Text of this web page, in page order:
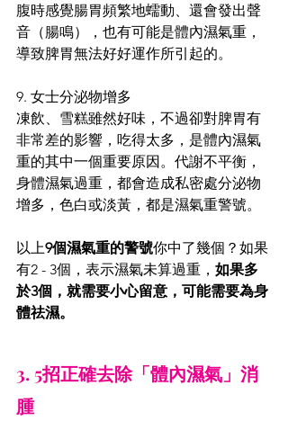
腹時感覺腸胃頻繁地蠕動、還會發出聲
音（腸鳴），也有可能是體內濕氣重，
導致脾胃無法好好運作所引起的。
9. 女士分泌物增多
凍飲、雪糕雖然好味，不過卻對脾胃有
非常差的影響，吃得太多，是體內濕氣
重的其中一個重要原因。代謝不平衡，
身體濕氣過重，都會造成私密處分泌物
增多，色白或淡黃，都是濕氣重警號。
以上9個濕氣重的警號你中了幾個？如果
有2 - 3個，表示濕氣未算過重， 如果多
於3個，就需要小心留意，可能需要為身
體祛濕。
3. 5招正確去除「體內濕氣」消
腫